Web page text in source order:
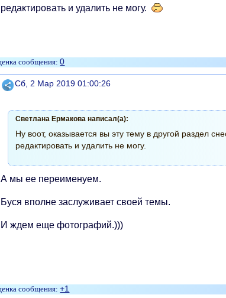
редактировать и удалить не могу.
0
Поделиться
Сб, 2 Мар 2019 01:00:26
Светлана Ермакова написал(а):
Ну воот, оказывается вы эту тему в другой раздел
редактировать и удалить не могу.
А мы ее переименуем.
Буся вполне заслуживает своей темы.
И ждем еще фотографий.)))
+1